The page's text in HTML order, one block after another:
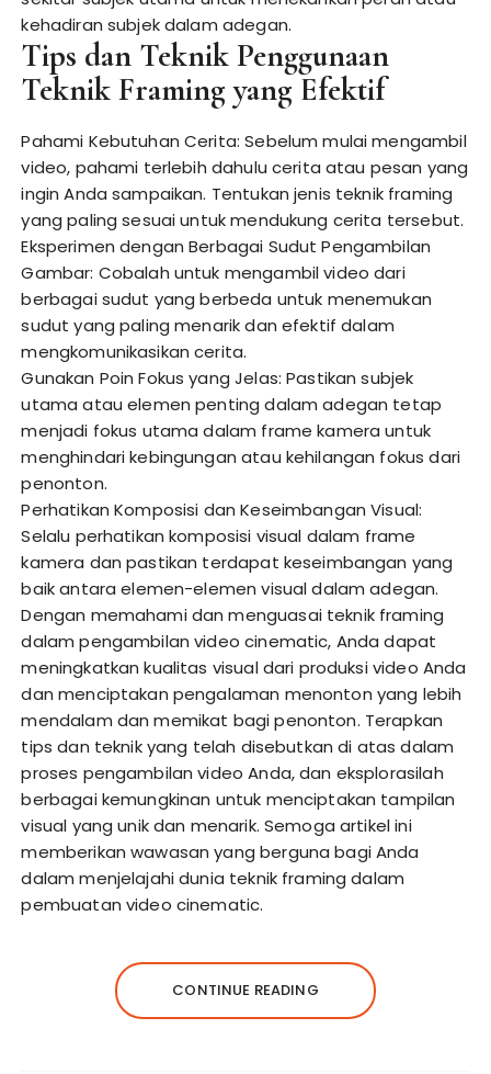
kehadiran subjek dalam adegan.
Tips dan Teknik Penggunaan
Teknik Framing yang Efektif
Pahami Kebutuhan Cerita: Sebelum mulai mengambil
video, pahami terlebih dahulu cerita atau pesan yang
ingin Anda sampaikan. Tentukan jenis teknik framing
yang paling sesuai untuk mendukung cerita tersebut.
Eksperimen dengan Berbagai Sudut Pengambilan
Gambar: Cobalah untuk mengambil video dari
berbagai sudut yang berbeda untuk menemukan
sudut yang paling menarik dan efektif dalam
mengkomunikasikan cerita.
Gunakan Poin Fokus yang Jelas: Pastikan subjek
utama atau elemen penting dalam adegan tetap
menjadi fokus utama dalam frame kamera untuk
menghindari kebingungan atau kehilangan fokus dari
penonton.
Perhatikan Komposisi dan Keseimbangan Visual:
Selalu perhatikan komposisi visual dalam frame
kamera dan pastikan terdapat keseimbangan yang
baik antara elemen-elemen visual dalam adegan.
Dengan memahami dan menguasai teknik framing
dalam pengambilan video cinematic, Anda dapat
meningkatkan kualitas visual dari produksi video Anda
dan menciptakan pengalaman menonton yang lebih
mendalam dan memikat bagi penonton. Terapkan
tips dan teknik yang telah disebutkan di atas dalam
proses pengambilan video Anda, dan eksplorasilah
berbagai kemungkinan untuk menciptakan tampilan
visual yang unik dan menarik. Semoga artikel ini
memberikan wawasan yang berguna bagi Anda
dalam menjelajahi dunia teknik framing dalam
pembuatan video cinematic.
CONTINUE READING